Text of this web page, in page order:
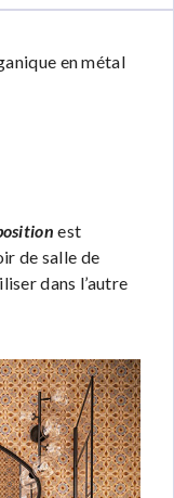
en métal
est
de salle de
dans l’autre